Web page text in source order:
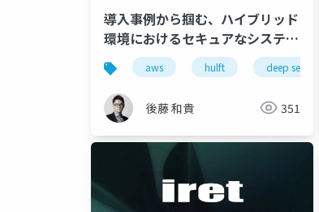
導入事例から掴む、ハイブリッド
環境におけるセキュアなシステム
構築手法aws hulft deep security
後藤 和貴 351